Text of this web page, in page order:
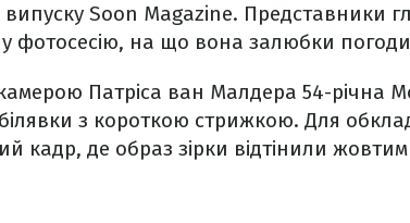
випуску Soon Magazine. Представники
фотосесію, на що вона залюбки
Патріса ван Малдера 54-річна
з короткою стрижкою. Для
кадр, де образ зірки відтінили